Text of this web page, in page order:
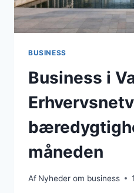
BUSINESS
Business i
måneden
Af Nyheder om business